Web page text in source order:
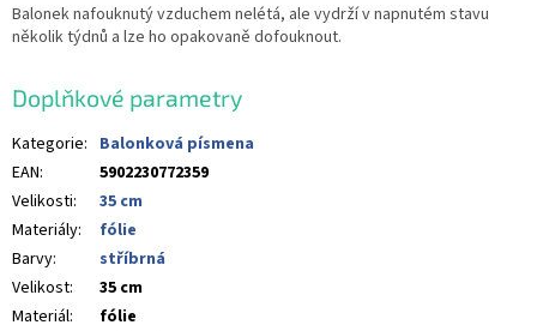
Balonek nafouknutý vzduchem nelétá, ale vydrží v napnutém stavu
několik týdnů a lze ho opakovaně dofouknout.
Doplňkové parametry
Kategorie: Balonková písmena
EAN:
5902230772359
Velikosti:
35 cm
Materiály:
fólie
Barvy:
stříbrná
Velikost:
35 cm
Materiál:
fólie